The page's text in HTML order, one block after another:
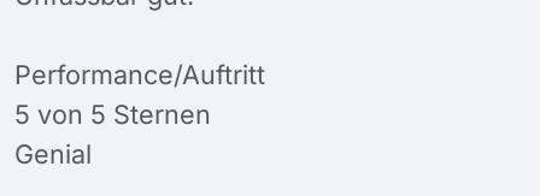
Performance/Auftritt
5 von 5 Sternen
Genial